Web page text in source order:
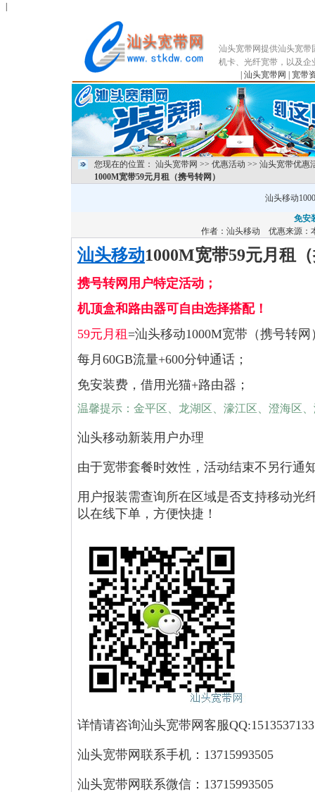
汕头宽带网提供汕头宽带
机卡、光纤宽带，以及
汕头宽带网 宽带
您现在的位置： 汕头宽带网 >> 优惠活动 >> 汕头宽带优惠
1000M宽带59元月租（携号转网）
汕头移动
免安
作者： 汕头移动 优惠来源：
汕头移动1000M宽带59元月租
携号转网用户特定活动；
机顶盒和路由器可自由选择搭配！
59元月租 =汕头移动1000M宽带（携号转
每月60GB流量+600分钟通话；
免安装费，借用光猫+路由器；
温馨提示：金平区、龙湖区、濠江区、澄海区
汕头移动新装用户办理
由于宽带套餐时效性，活动结束不另行通
用户报装需查询所在区域是否支持移动光
以在线下单，方便快捷！
详情请咨询汕头宽带网客服QQ:1513537133
汕头宽带网联系手机：13715993505
汕头宽带网联系微信：13715993505